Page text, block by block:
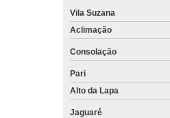
Vila Suzana
Aclimação
Consolação
Pari
Alto da Lapa
Jaguaré